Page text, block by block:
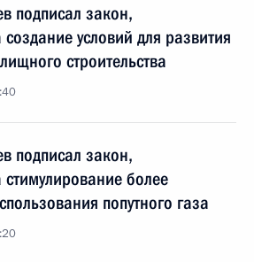
подписал закон,
условий для развития
строительства
подписал закон,
более
попутного газа